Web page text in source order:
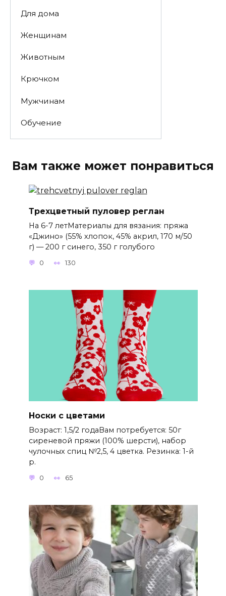
Для дома
Женщинам
Животным
Крючком
Мужчинам
Обучение
Вам также может понравиться
Трехцветный пуловер реглан
На 6-7 летМатериалы для вязания: пряжа
«Джино» (55% хлопок, 45% акрил, 170 м/50
г) — 200 г синего, 350 г голубого
0 130
Носки с цветами
Возраст: 1,5/2 годаВам потребуется: 50г
сиреневой пряжи (100% шерсти), набор
чулочных спиц №2,5, 4 цветка. Резинка: 1-й
р.
0 65